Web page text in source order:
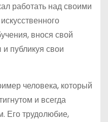
работать над своими
внося свой
публикуя свои
человека, который
и всегда
Его трудолюбие,